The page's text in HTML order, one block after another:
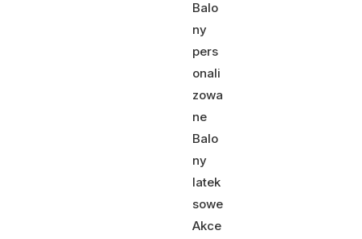
Balo
ny
pers
onali
zowa
ne
Balo
ny
latek
sowe
Akce